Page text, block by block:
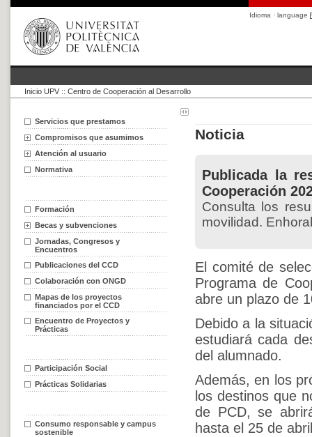
Idioma · language
Inicio UPV :: Centro de Cooperación al Desarrollo
Servicios que prestamos
Compromisos que asumimos
Atención al usuario
Normativa
Formación
Becas y subvenciones
Jornadas, Congresos y
Encuentros
Publicaciones del CCD
Colaboración con ONGD
Mapas de los proyectos
financiados por el CCD
Encuentro de Proyectos y
Prácticas
Participación Social
Prácticas Solidarias
Consumo responsable y campus
sostenible
Noticia
Publicada la
Cooperación
Consulta los
movilidad.
El comité de
Programa de
abre un plazo de
Debido a la
estudiará cada
del alumnado.
Además, en los
los destinos que
de PCD, se
hasta el 25 de